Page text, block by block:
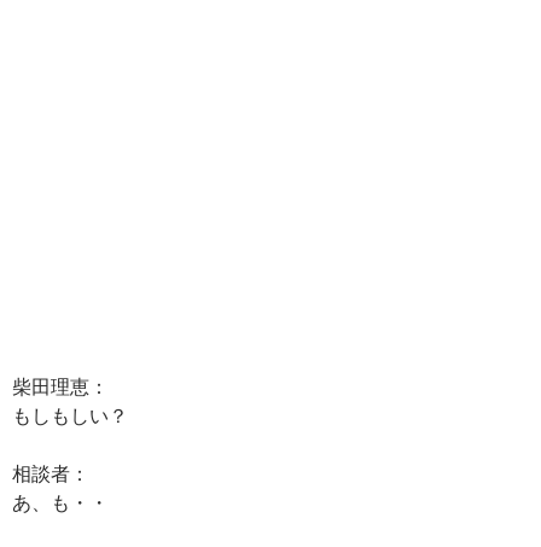
柴田理恵：
もしもしい？
相談者：
あ、も・・